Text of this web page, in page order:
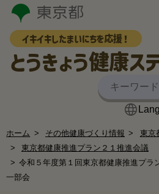
イキイキしたまいにちを応援！
とうきょう健康ス
ホーム その他健康づくり情報
東京
東京都健康推進プラン２１推進会議
令和５年度第１回東京都健康推進プラ
一部会